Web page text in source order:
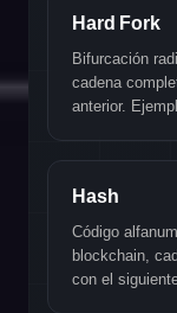
Hard Fork
Bifurcación
cadena
anterior.
Hash
Código
blockchain,
con el